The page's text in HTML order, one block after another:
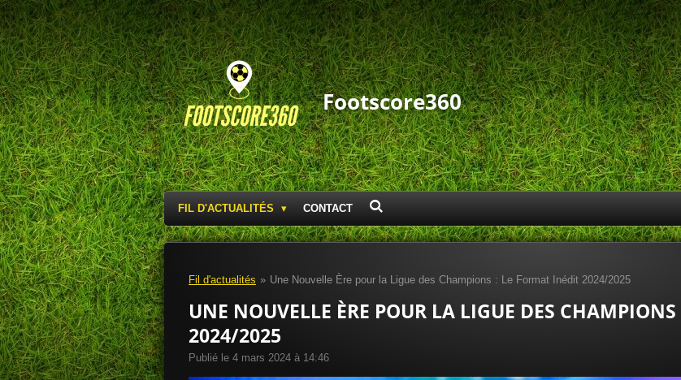
Passer
au
contenu
principal
Footscore360
FIL D'ACTUALITÉS CONTACT
Fil d'actualités » Une Nouvelle Ère pour la Ligue des Champions : Le Format Inédit 2024/2025
UNE NOUVELLE ÈRE POUR LA LIGUE DES
2024/2025
Publié le 4 mars 2024 à 14:46